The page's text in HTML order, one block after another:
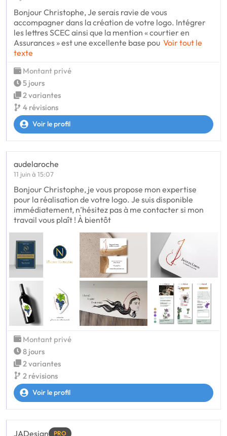
Bonjour Christophe, Je serais ravie de vous
accompagner dans la création de votre logo. Intégrer
les lettres SCEC ainsi que la mention « courtier en
Assurances » est une excellente base pou Voir tout le
texte
Montant privé
5 jours
2 variantes
4 révisions
Voir le profil
audelaroche
11 juin à 15:07
Bonjour Christophe, je vous propose mon expertise
pour la réalisation de votre logo. Je suis disponible
immédiatement, n’hésitez pas à me contacter si mon
travail vous plaît ! À bientôt
Montant privé
8 jours
2 variantes
2 révisions
Voir le profil
JADesign PRO